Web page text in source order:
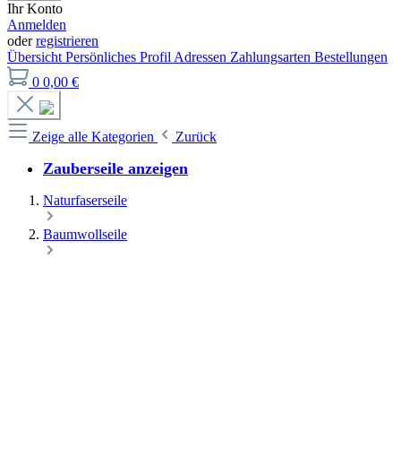
Ihr Konto
Anmelden
oderregistrieren
Übersicht Persönliches Profil Adressen Zahlungsarten Bestellungen
0 0,00 €
Zeige alle Kategorien Zurück
Zauberseile anzeigen
Naturfaserseile
Baumwollseile